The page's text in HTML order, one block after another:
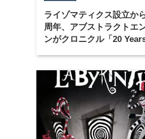
ライゾマティクス設立か
周年、アブストラクトエ
ンがクロニクル「20